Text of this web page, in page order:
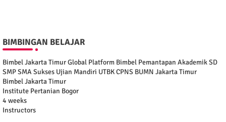
BIMBINGAN BELAJAR
Bimbel Jakarta Timur Global Platform Bimbel Pemantapan Akademik SD
SMP SMA Sukses Ujian Mandiri UTBK CPNS BUMN Jakarta Timur
Bimbel Jakarta Timur
Institute Pertanian Bogor
4 weeks
Instructors